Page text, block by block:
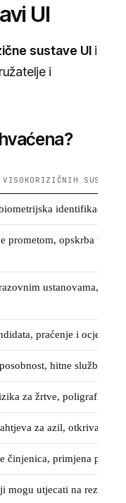
UI
sustave UI i
i
SUSTAVA
identifikacija,
prometom, opskrba
ustanovama,
praćenje i
hitne službe,
za žrtve, poligrafi,
za azil, otkrivanje
činjenica, primjena prava
mogu utjecati na rezultate